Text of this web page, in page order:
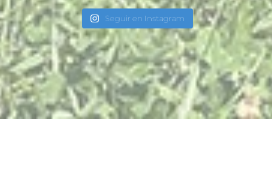
Seguir en Instagram